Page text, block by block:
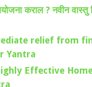
कराल ? नवीन
relief
Yantra
Highly Effective